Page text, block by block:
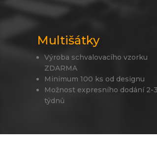
Multišátky
Výroba schvalovacího vzorku
ZDARMA
Minimum 100 ks od designu
Možnost expresního dodání 2-3
týdnů